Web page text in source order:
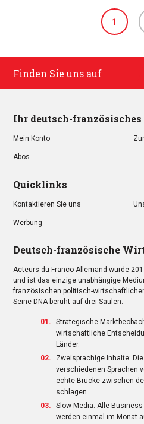
1
Finden Sie uns auf
Ihr deutsch-französisches
Mein Konto
Abos
Quicklinks
Kontaktieren Sie uns
Werbung
Deutsch-französische
Acteurs du Franco-Allemand wurde
und ist das einzige unabhängige
französischen politisch-
Seine DNA beruht auf drei Säulen:
Strategische
wirtschaftliche
Länder.
Zweisprachige Inhalte:
verschiedenen Sprachen
echte Brücke zwischen
schlagen.
Slow Media: Alle
werden einmal im Monat